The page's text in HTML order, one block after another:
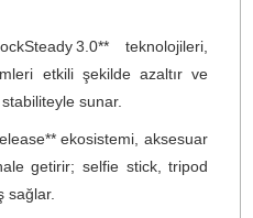
**DJI Osmo 360**,
**120 MP görseller**
bir aksiyon kamerasıdır.
ve geniş f/1.9 lens
hem de düşük